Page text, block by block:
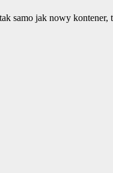
samo jak nowy kontener,